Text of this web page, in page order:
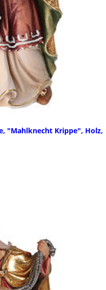
"Mahlknecht Krippe", Holz,